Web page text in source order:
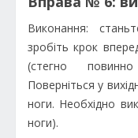
Виконання:
зробіть крок
(стегно
Поверніться у
ноги. Необхідно
ноги).